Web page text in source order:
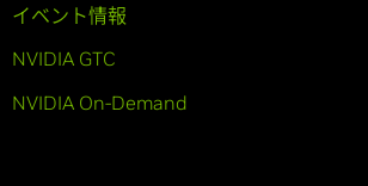
イベント情報
NVIDIA GTC
NVIDIA On-Demand